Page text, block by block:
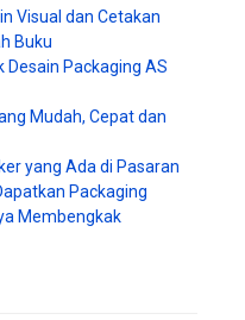
Visual dan Cetakan
Buku
Desain Packaging AS
Mudah, Cepat dan
yang Ada di Pasaran
Packaging
Membengkak